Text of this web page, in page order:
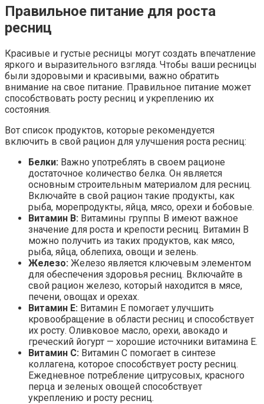
Правильное питание для роста
ресниц
Красивые и густые ресницы могут создать впечатление
яркого и выразительного взгляда. Чтобы ваши ресницы
были здоровыми и красивыми, важно обратить
внимание на свое питание. Правильное питание может
способствовать росту ресниц и укреплению их
состояния.
Вот список продуктов, которые рекомендуется
включить в свой рацион для улучшения роста ресниц:
Белки: Важно употреблять в своем рационе
достаточное количество белка. Он является
основным строительным материалом для ресниц.
Включайте в свой рацион такие продукты, как
рыба, морепродукты, яйца, мясо, орехи и бобовые.
Витамин В: Витамины группы В имеют важное
значение для роста и крепости ресниц. Витамин В
можно получить из таких продуктов, как мясо,
рыба, яйца, облепиха, овощи и зелень.
Железо: Железо является ключевым элементом
для обеспечения здоровья ресниц. Включайте в
свой рацион железо, который находится в мясе,
печени, овощах и орехах.
Витамин Е: Витамин Е помогает улучшить
кровообращение в области ресниц и способствует
их росту. Оливковое масло, орехи, авокадо и
греческий йогурт — хорошие источники витамина Е.
Витамин С: Витамин С помогает в синтезе
коллагена, которое способствует росту ресниц.
Ежедневное потребление цитрусовых, красного
перца и зеленых овощей способствует
укреплению и росту ресниц.